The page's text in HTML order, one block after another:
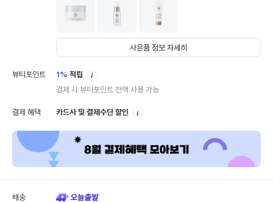
사은품 정보 자세히
뷰티포인트 1% 적립
결제 시 뷰티포인트 전액 사용 가능
결제 혜택 카드사 및 결제수단 할인
배송